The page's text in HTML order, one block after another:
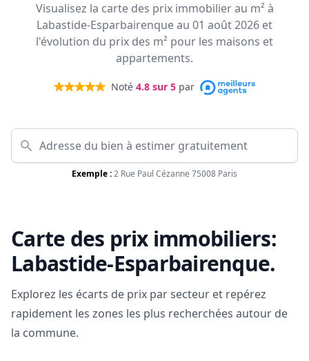
Visualisez la carte des prix immobilier au m² à
Labastide-Esparbairenque au 01 août 2026 et
l'évolution du prix des m² pour les maisons et
appartements.
Noté 4.8 sur 5 par
Exemple :2 Rue Paul Cézanne 75008 Paris
Carte des prix immobiliers:
Labastide-Esparbairenque.
Explorez les écarts de prix par secteur et repérez
rapidement les zones les plus recherchées autour de
la commune.